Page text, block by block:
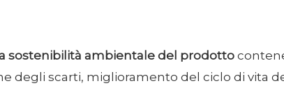
sostenibilità ambientale del prodotto
degli scarti, miglioramento del ciclo di vita